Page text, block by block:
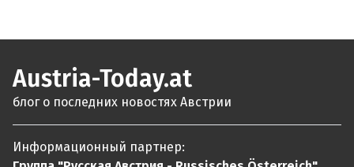
Austria-Today.at
блог о последних новостях Австрии
Информационный партнер: